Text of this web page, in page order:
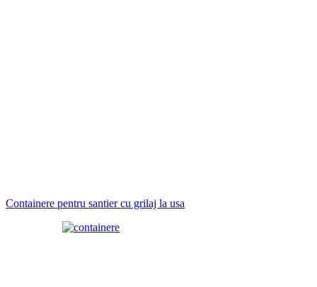
Containere pentru santier cu grilaj la usa